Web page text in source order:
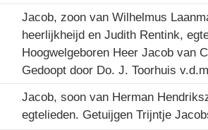
Jacob, zoon van Wilhelmus
heerlijkheijd en Judith Rentink,
Hoogwelgeboren Heer Jacob van
Gedoopt door Do. J. Toorhuis
Jacob, soon van Herman
egtelieden. Getuijgen Trijntje